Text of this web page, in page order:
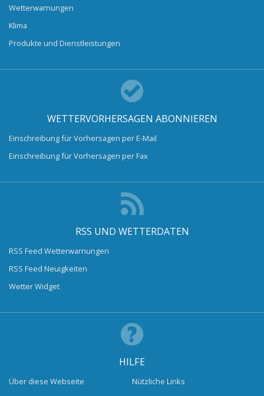
Wetterwarnungen
Klima
Produkte und Dienstleistungen
WETTERVORHERSAGEN ABONNIEREN
Einschreibung für Vorhersagen per E-Mail
Einschreibung für Vorhersagen per Fax
RSS UND WETTERDATEN
RSS Feed Wetterwarnungen
RSS Feed Neuigkeiten
Wetter Widget
HILFE
Über diese Webseite
Nützliche Links